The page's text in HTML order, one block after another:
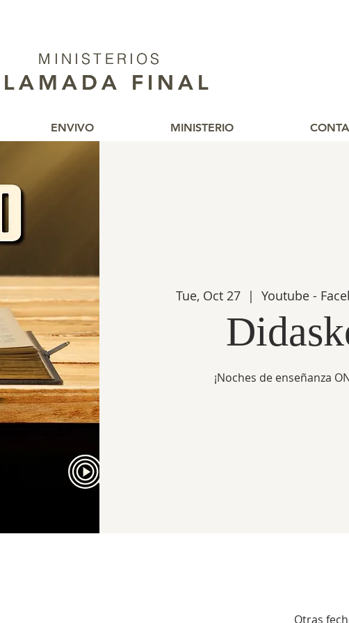
MINISTERIOS
FINAL
MINISTERIOS
FINAL
ENVIVO MINISTERIO
Tue, Oct 27
  |
Youtube -
¡Noches de enseñanza
Otras